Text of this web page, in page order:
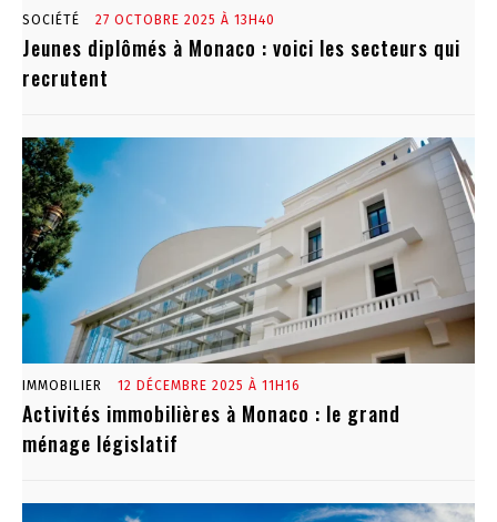
SOCIÉTÉ 27 OCTOBRE 2025 À 13H40
Jeunes diplômés à Monaco : voici les secteurs qui
recrutent
IMMOBILIER 12 DÉCEMBRE 2025 À 11H16
Activités immobilières à Monaco : le grand
ménage législatif